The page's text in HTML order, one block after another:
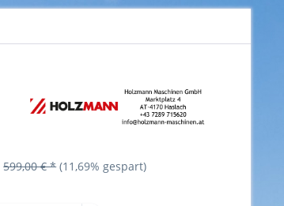
599,00 € * (11,69% gespart)